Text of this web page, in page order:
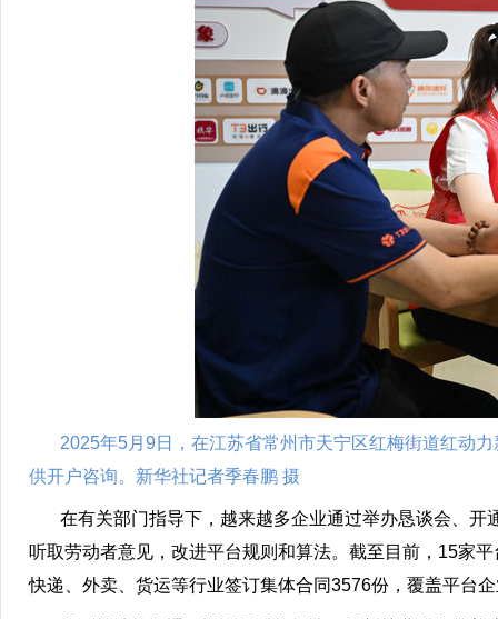
2025年5月9日，在江苏省常州市天宁区红梅街道红动
供开户咨询。新华社记者季春鹏 摄
在有关部门指导下，越来越多企业通过举办恳谈会、开
听取劳动者意见，改进平台规则和算法。截至目前，15家
快递、外卖、货运等行业签订集体合同3576份，覆盖平台